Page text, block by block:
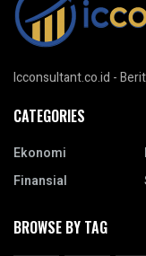
Icconsultant.co.id -
CATEGORIES
Ekonomi
Finansial
BROWSE BY TAG